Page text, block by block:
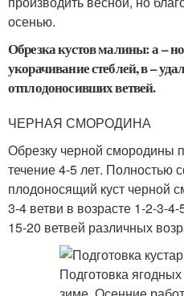
осенью.
Обрезка кустов малины: а –
укорачивание стеблей, в –
отплодоносивших ветвей.
ЧЕРНАЯ СМОРОДИНА
Обрезку черной смородины
течение 4-5 лет. Полностью
плодоносящий куст черной
3-4 ветви в возрасте 1-2-3-4-
15-20 ветвей различных